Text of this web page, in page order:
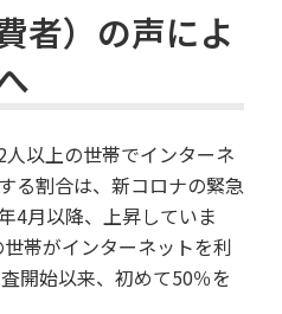
者）の声によ
以上の世帯でインターネ
る割合は、新コロナの緊急
4月以降、上昇していま
帯がインターネットを利
開始以来、初めて50％を